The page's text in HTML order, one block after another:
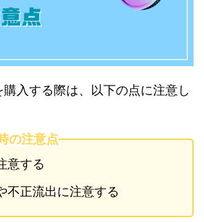
購入する際は、以下の点に注意し
の注意点
意する
不正流出に注意する